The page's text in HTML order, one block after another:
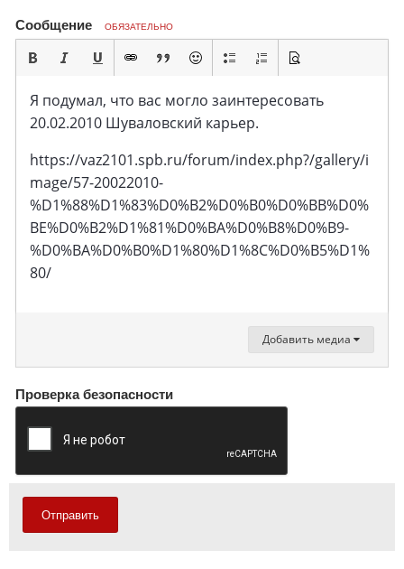
Сообщение ОБЯЗАТЕЛЬНО
Я подумал, что вас могло заинтересовать
20.02.2010 Шуваловский карьер.
https://vaz2101.spb.ru/forum/index.php?/gallery/i
mage/57-20022010-
%D1%88%D1%83%D0%B2%D0%B0%D0%BB%D0%
BE%D0%B2%D1%81%D0%BA%D0%B8%D0%B9-
%D0%BA%D0%B0%D1%80%D1%8C%D0%B5%D1%
80/
Добавить медиа
Проверка безопасности
Отправить